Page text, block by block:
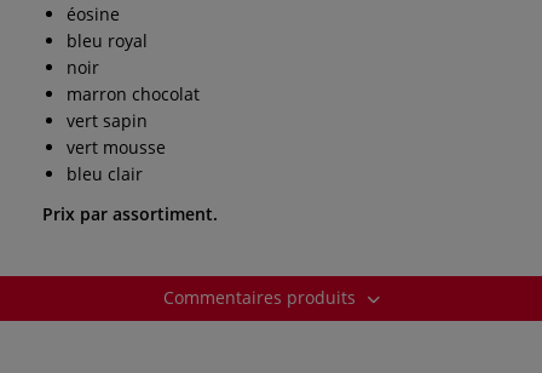
éosine
bleu royal
noir
marron chocolat
vert sapin
vert mousse
bleu clair
Prix par assortiment.
Commentaires produits